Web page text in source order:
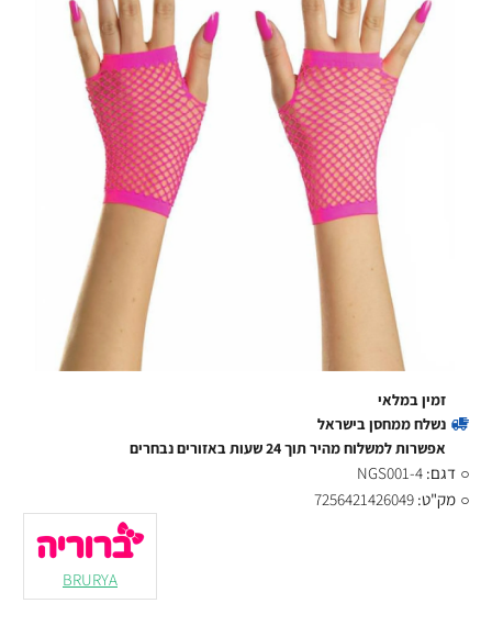
זמין במלאי
נשלח ממחסן בישראל
אפשרות למשלוח מהיר תוך 24 שעות באזורים נבחרים
דגם: NGS001-4
מק"ט: 7256421426049
BRURYA